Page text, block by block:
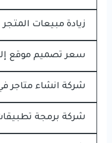
زيادة مبيعات المتجر
سعر تصميم موقع
شركة انشاء متاجر
شركة برمجة